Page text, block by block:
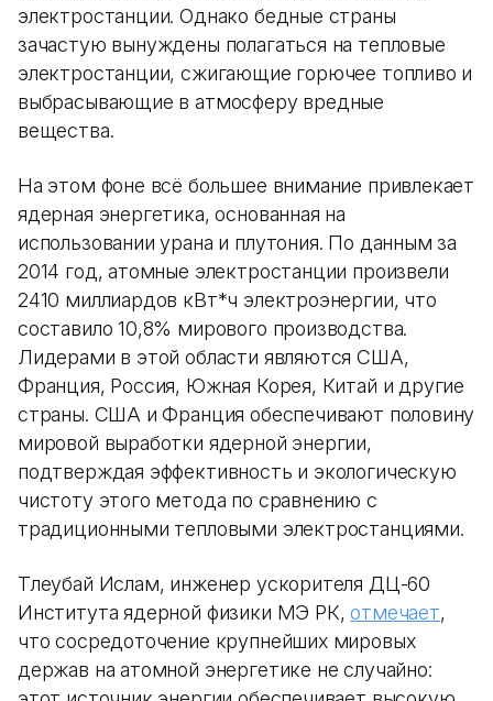
электростанции. Однако бедные страны
зачастую вынуждены полагаться на тепловые
электростанции, сжигающие горючее топливо и
выбрасывающие в атмосферу вредные
вещества.
На этом фоне всё большее внимание привлекает
ядерная энергетика, основанная на
использовании урана и плутония. По данным за
2014 год, атомные электростанции произвели
2410 миллиардов кВт*ч электроэнергии, что
составило 10,8% мирового производства.
Лидерами в этой области являются США,
Франция, Россия, Южная Корея, Китай и другие
страны. США и Франция обеспечивают половину
мировой выработки ядерной энергии,
подтверждая эффективность и экологическую
чистоту этого метода по сравнению с
традиционными тепловыми электростанциями.
Тлеубай Ислам, инженер ускорителя ДЦ-60
Института ядерной физики МЭ РК,отмечает,
что сосредоточение крупнейших мировых
держав на атомной энергетике не случайно: